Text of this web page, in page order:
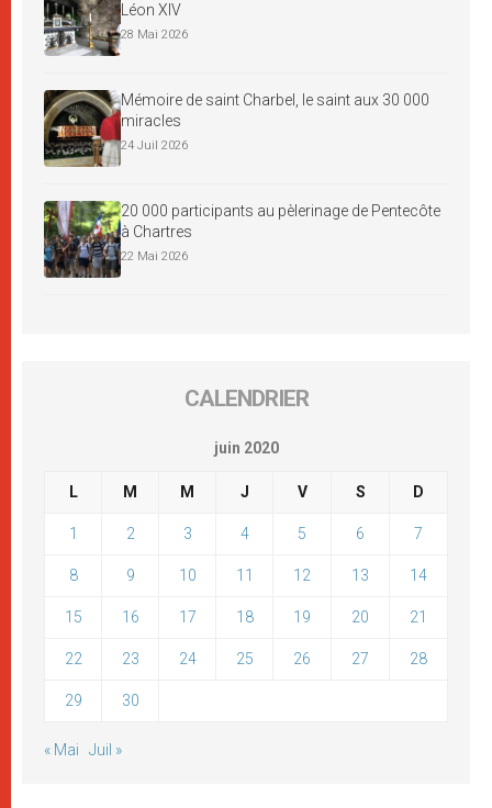
Léon XIV
28 Mai 2026
Mémoire de saint Charbel, le saint aux 30 000
miracles
24 Juil 2026
20 000 participants au pèlerinage de Pentecôte
à Chartres
22 Mai 2026
CALENDRIER
juin 2020
L M M J V S D
1 2 3 4 5 6 7
8 9 10 11 12 13 14
15 16 17 18 19 20 21
22 23 24 25 26 27 28
29 30
« Mai Juil »